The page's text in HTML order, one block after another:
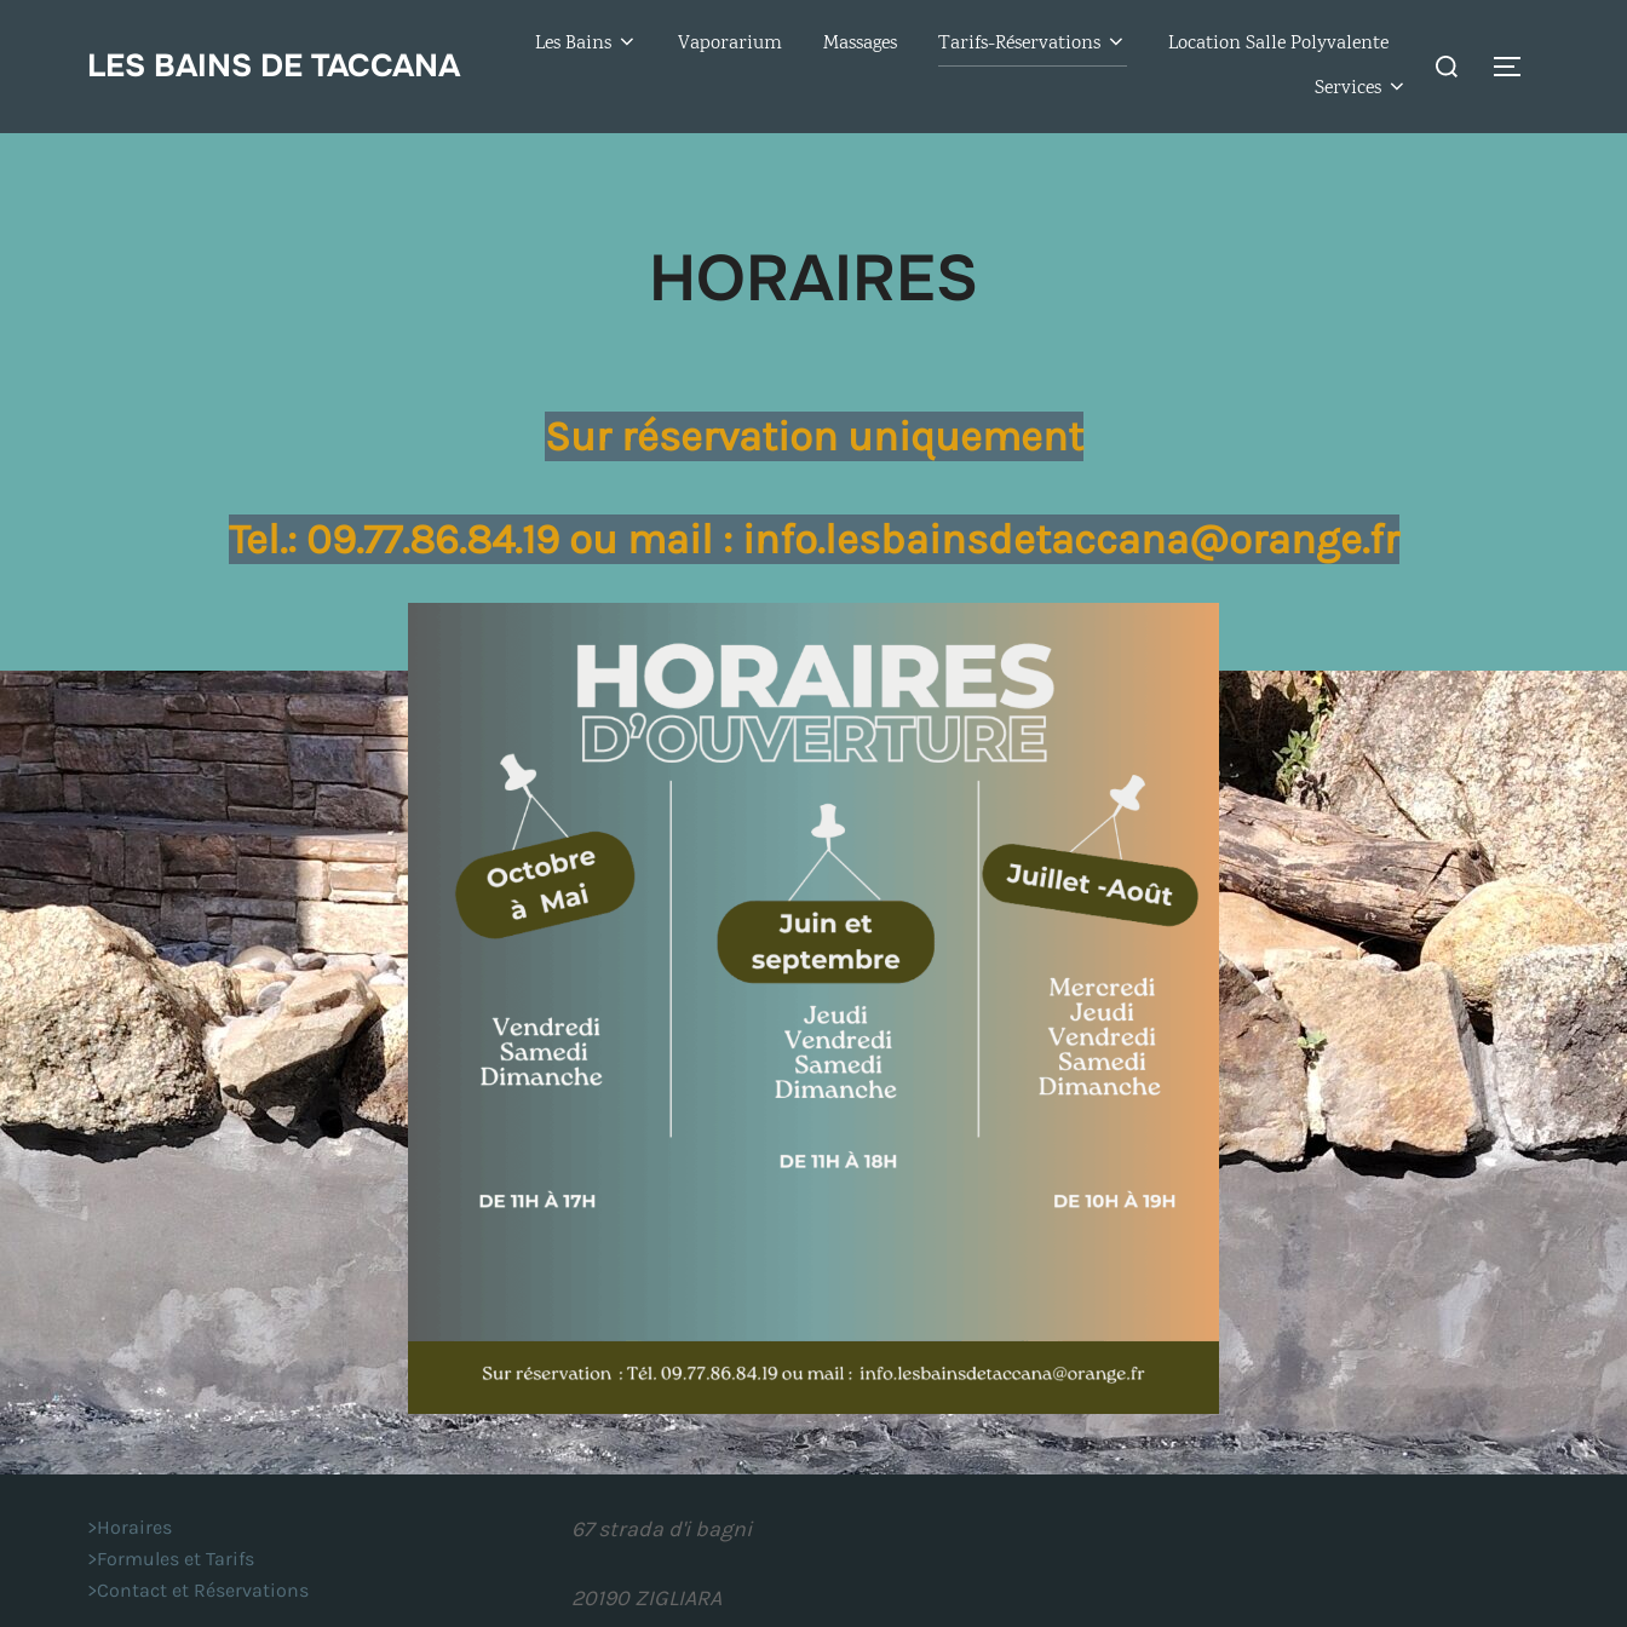
LES BAINS DE TACCANA
Les Bains Vaporarium Massages Tarifs-Réservations
Location Salle Polyvalente
Services
Permuter
HORAIRES
Sur réservation uniquement
Tel.: 09.77.86.84.19 ou mail : info.lesbainsdetaccana@orange.fr
>Horaires
>Formules et Tarifs
>Contact et Réservations
67 strada d'i bagni
20190 ZIGLIARA